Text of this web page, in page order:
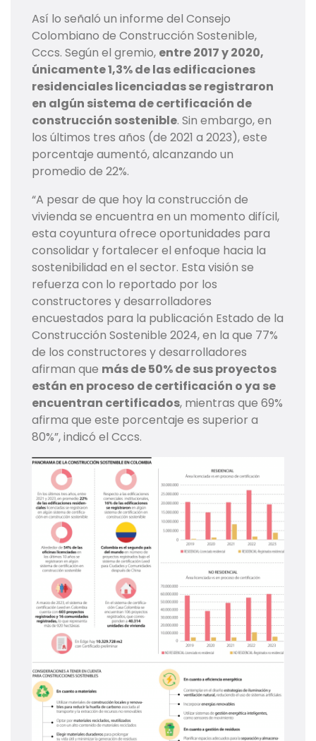
Así lo señaló un informe del Consejo
Colombiano de Construcción Sostenible,
Cccs. Según el gremio, entre 2017 y 2020,
únicamente 1,3% de las edificaciones
residenciales licenciadas se registraron
en algún sistema de certificación de
construcción sostenible. Sin embargo, en
los últimos tres años (de 2021 a 2023), este
porcentaje aumentó, alcanzando un
promedio de 22%.
“A pesar de que hoy la construcción de
vivienda se encuentra en un momento difícil,
esta coyuntura ofrece oportunidades para
consolidar y fortalecer el enfoque hacia la
sostenibilidad en el sector. Esta visión se
refuerza con lo reportado por los
constructores y desarrolladores
encuestados para la publicación Estado de la
Construcción Sostenible 2024, en la que 77%
de los constructores y desarrolladores
afirman que más de 50% de sus proyectos
están en proceso de certificación o ya se
encuentran certificados, mientras que 69%
afirma que este porcentaje es superior a
80%”, indicó el Cccs.